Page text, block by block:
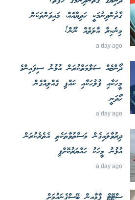
ގާތުންދިނުމަކީ ހަދިޔާއެއް، މައިވަންތަކަން
މިނެކިރާ އާލަތެއް ނޫން!
a day ago
ދޯންޏެއް ސަލާމަތްކުރަން އުޅުނު ސިފައިންގެ
މީހަކާއި ފުލުހަކާއި ކައްޕި ގެއްލިއްގެން
ހޯދަނީ
a day ago
ދިރުވާލައިގެން މަސްތުވާތަކެތި އެތެރެކުރަން
އުޅުނު މީހަކު ހައްޔަރުކޮށްފި
a day ago